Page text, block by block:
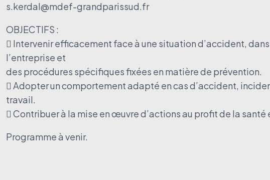
s.kerdal@mdef-grandparissud.fr
OBJECTIFS :
 Intervenir efficacement face à une situation d’accident,
l’entreprise et
des procédures spécifiques fixées en matière de prévention.
 Adopter un comportement adapté en cas d’accident,
travail.
 Contribuer à la mise en œuvre d’actions au profit de la santé
Programme à venir.